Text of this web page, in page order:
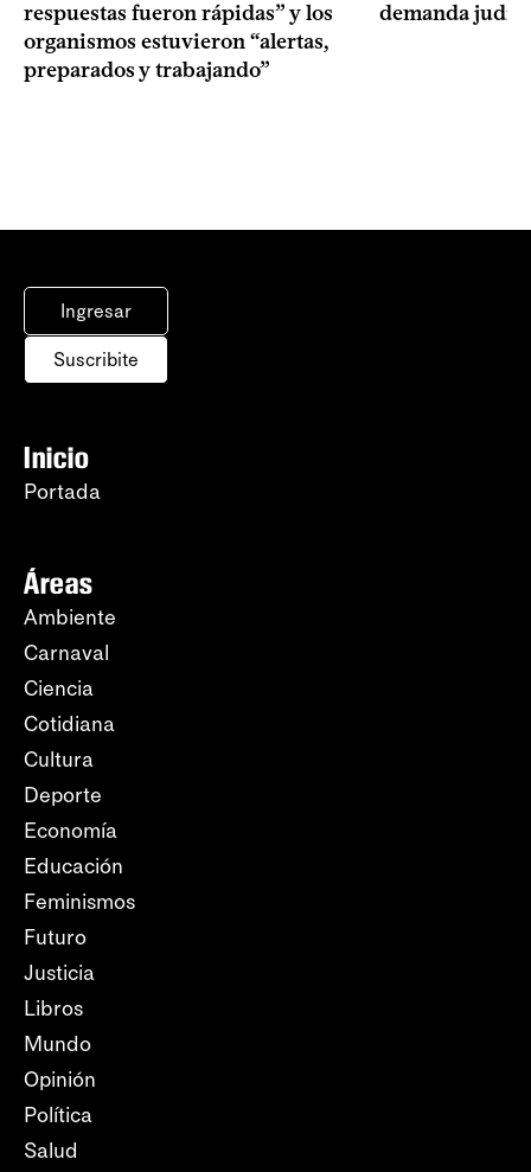
respuestas fueron rápidas” y los
organismos estuvieron “alertas,
preparados y trabajando”
demanda
Ingresar
Suscribite
Inicio
Portada
Áreas
Ambiente
Carnaval
Ciencia
Cotidiana
Cultura
Deporte
Economía
Educación
Feminismos
Futuro
Justicia
Libros
Mundo
Opinión
Política
Salud